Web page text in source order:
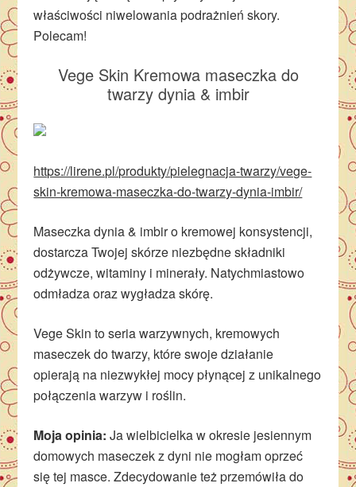
właściwości niwelowania podrażnień skory.
Polecam!
Vege Skin Kremowa maseczka do
twarzy dynia & imbir
https://lirene.pl/produkty/pielegnacja-twarzy/vege-
skin-kremowa-maseczka-do-twarzy-dynia-imbir/
Maseczka dynia & imbir o kremowej konsystencji,
dostarcza Twojej skórze niezbędne składniki
odżywcze, witaminy i minerały. Natychmiastowo
odmładza oraz wygładza skórę.
Vege Skin to seria warzywnych, kremowych
maseczek do twarzy, które swoje działanie
opierają na niezwykłej mocy płynącej z unikalnego
połączenia warzyw i roślin.
Moja opinia:Ja wielbicielka w okresie jesiennym
domowych maseczek z dyni nie mogłam oprzeć
się tej masce. Zdecydowanie też przemówiła do